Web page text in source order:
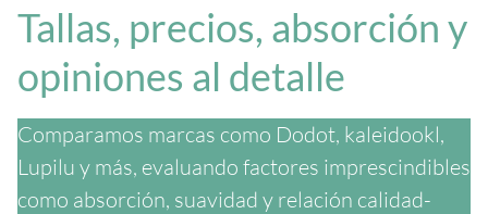
Tallas, precios, absorción y
opiniones al detalle
Comparamos marcas como Dodot, kaleidookl,
Lupilu y más, evaluando factores imprescindibles
como absorción, suavidad y relación calidad-